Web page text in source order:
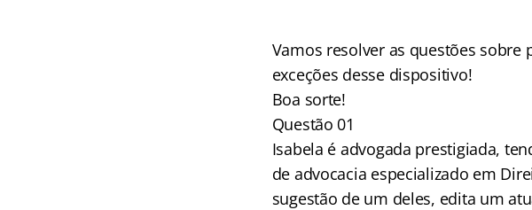
Vamos resolver as questões
exceções desse dispositivo!
Boa sorte!
Questão 01
Isabela é advogada prestigiada,
de advocacia especializado em
sugestão de um deles, edita um